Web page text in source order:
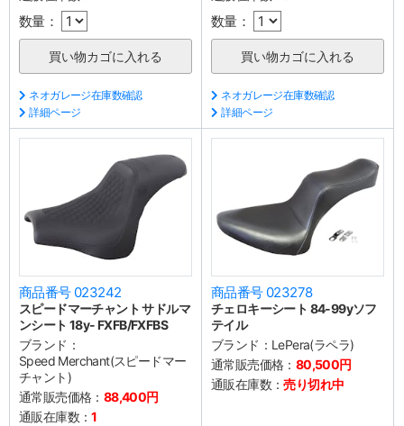
数量：
ネオガレージ在庫数確認
詳細ページ
数量：
ネオガレージ在庫数確認
詳細ページ
商品番号 023242
スピードマーチャント サドルマ
ンシート 18y- FXFB/FXFBS
ブランド：
Speed Merchant(スピードマー
チャント)
通常販売価格： 88,400円
通販在庫数：1
商品番号 023278
チェロキーシート 84-99yソフ
テイル
ブランド： LePera(ラペラ)
通常販売価格： 80,500円
通販在庫数：売り切れ中